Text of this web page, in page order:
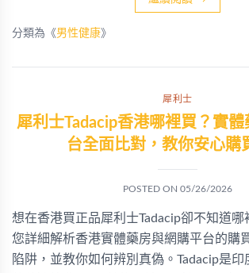
分類為《男性健康》
犀利士
犀利士Tadacip香港哪裡買？實
台全面比對，教你安心購
POSTED ON 05/26/2026
想在香港買正品犀利士Tadacip卻不知道哪
您詳細解析香港實體藥房與網購平台的購
陷阱，並教你如何辨別真偽。Tadacip是印